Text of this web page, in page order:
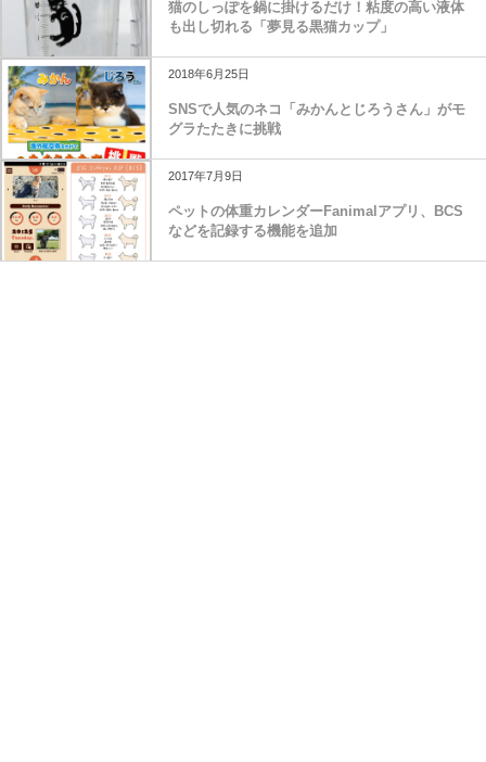
猫のしっぽを鍋に掛けるだけ！粘度の高い液体
も出し切れる「夢見る黒猫カップ」
2018年6月25日
SNSで人気のネコ「みかんとじろうさん」がモ
グラたたきに挑戦
2017年7月9日
ペットの体重カレンダーFanimalアプリ、BCS
などを記録する機能を追加